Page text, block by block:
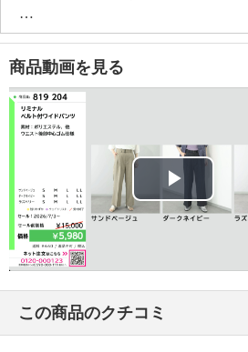
【付属品】
・ベルト
【素材】
・表地：
＜サンドベージュ、ダークネイビ
６％、ポリウレタン２％、レーヨ
＜ラズベリー＞ポリエステル９７
・裏地：＜サンドベージュ、ダー
リー＞ポリエステル１００％
【メンテナンス（絵表示ラベル）】
・その他：＜サンドベージュ、ダ
・洗濯機：可
・自然乾燥：日陰の吊り干し不可
商品動画を見る
Play
この商品のクチコミ